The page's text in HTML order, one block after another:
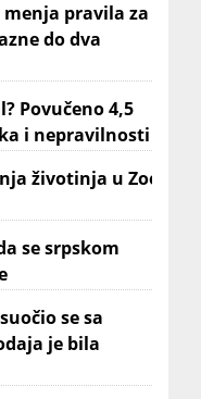
menja pravila za
do dva
Povučeno 4,5
i nepravilnosti
životinja u Zoo
se srpskom
se sa
je bila